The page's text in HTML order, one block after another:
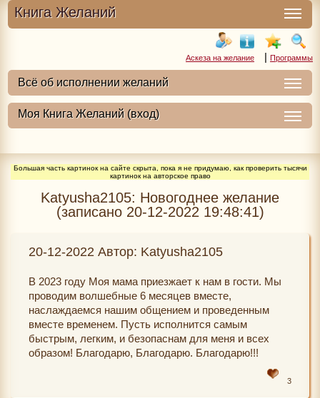
Книга Желаний
Аскеза на желание | Программы
Большая часть картинок на сайте скрыта, пока я не придумаю, как проверить тысячи
картинок на авторское право
Katyusha2105: Новогоднее желание
(записано 20-12-2022 19:48:41)
20-12-2022 Автор: Katyusha2105
В 2023 году Моя мама приезжает к нам в гости. Мы
проводим волшебные 6 месяцев вместе,
наслаждаемся нашим общением и проведенным
вместе временем. Пусть исполнится самым
быстрым, легким, и безопаснам для меня и всех
образом! Благодарю, Благодарю. Благодарю!!!
3